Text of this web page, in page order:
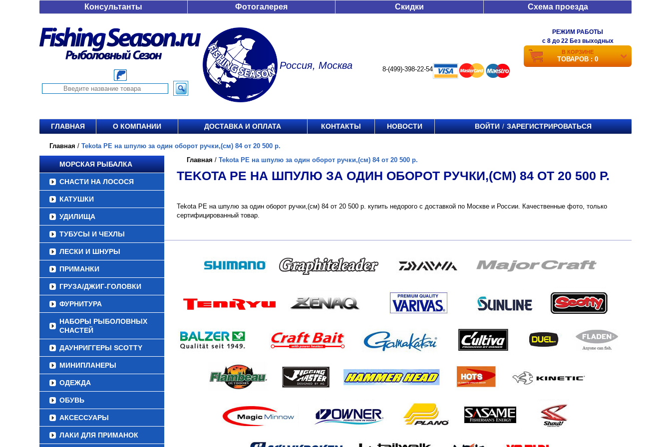
Консультанты Фотогалерея Скидки Схема проезда
Россия, Москва 8-(499)-398-22-54
РЕЖИМ РАБОТЫ
c 8 до 22 Без выходных
В КОРЗИНЕ
ТОВАРОВ : 0
ГЛАВНАЯ О КОМПАНИИ ДОСТАВКА И ОПЛАТА КОНТАКТЫ НОВОСТИ ВОЙТИ / ЗАРЕГИСТРИРОВАТЬСЯ
Главная / Tekota PE на шпулю за один оборот ручки,(см) 84 от 20 500 р.
МОРСКАЯ РЫБАЛКА
СНАСТИ НА ЛОСОСЯ
КАТУШКИ
УДИЛИЩА
ТУБУСЫ И ЧЕХЛЫ
ЛЕСКИ И ШНУРЫ
ПРИМАНКИ
ГРУЗА/ДЖИГ-ГОЛОВКИ
ФУРНИТУРА
НАБОРЫ РЫБОЛОВНЫХ
СНАСТЕЙ
ДАУНРИГГЕРЫ SCOTTY
МИНИПЛАНЕРЫ
ОДЕЖДА
ОБУВЬ
АКСЕССУАРЫ
ЛАКИ ДЛЯ ПРИМАНОК
Главная / Tekota PE на шпулю за один оборот ручки,(см) 84 от 20 500 р.
TEKOTA PE НА ШПУЛЮ ЗА ОДИН ОБОРОТ РУЧКИ,(СМ) 84 ОТ 20 500 Р.
Tekota PE на шпулю за один оборот ручки,(см) 84 от 20 500 р. купить недорого с доставкой по Москве и России. Качественные фото, только
сертифицированный товар.